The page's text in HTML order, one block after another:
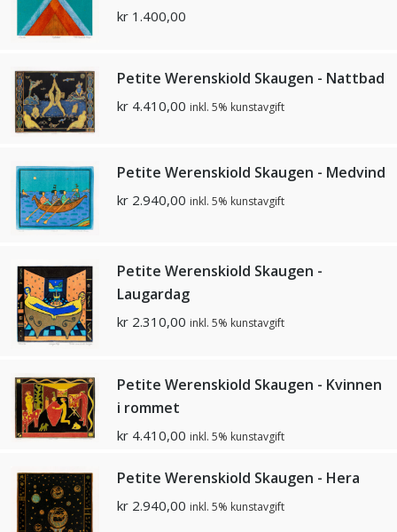
kr 1.400,00
Petite Werenskiold Skaugen - Nattbad
kr 4.410,00 inkl. 5% kunstavgift
Petite Werenskiold Skaugen - Medvind
kr 2.940,00 inkl. 5% kunstavgift
Petite Werenskiold Skaugen -
Laugardag
kr 2.310,00 inkl. 5% kunstavgift
Petite Werenskiold Skaugen - Kvinnen
i rommet
kr 4.410,00 inkl. 5% kunstavgift
Petite Werenskiold Skaugen - Hera
kr 2.940,00 inkl. 5% kunstavgift